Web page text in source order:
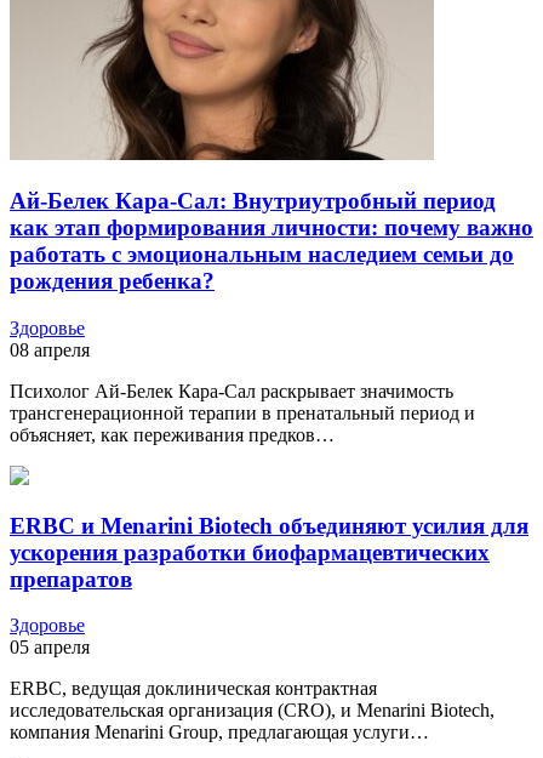
Ай-Белек Кара-Сал: Внутриутробный период
как этап формирования личности: почему важно
работать с эмоциональным наследием семьи до
рождения ребенка?
Здоровье
08 апреля
Психолог Ай-Белек Кара-Сал раскрывает значимость
трансгенерационной терапии в пренатальный период и
объясняет, как переживания предков…
ERBC и Menarini Biotech объединяют усилия для
ускорения разработки биофармацевтических
препаратов
Здоровье
05 апреля
ERBC, ведущая доклиническая контрактная
исследовательская организация (CRO), и Menarini Biotech,
компания Menarini Group, предлагающая услуги…